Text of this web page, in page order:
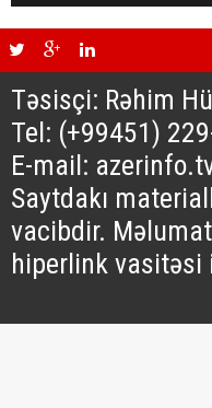
Təsisçi: Rəhim
Tel: (+99451)
E-mail:
Saytdakı
vacibdir.
hiperlink